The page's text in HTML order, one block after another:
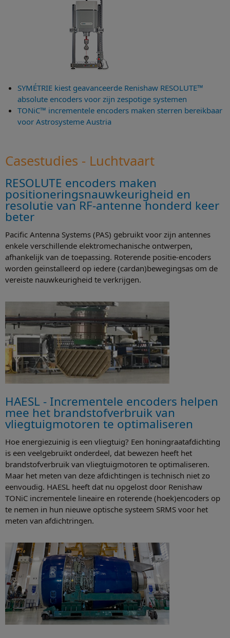
SYMÉTRIE kiest geavanceerde Renishaw RESOLUTE™
absolute encoders voor zijn zespotige systemen
TONiC™ incrementele encoders maken sterren bereikbaar
voor Astrosysteme Austria
Casestudies - Luchtvaart
RESOLUTE encoders maken
positioneringsnauwkeurigheid en
resolutie van RF-antenne honderd keer
beter
Pacific Antenna Systems (PAS) gebruikt voor zijn antennes
enkele verschillende elektromechanische ontwerpen,
afhankelijk van de toepassing. Roterende positie-encoders
worden geïnstalleerd op iedere (cardan)bewegingsas om de
vereiste nauwkeurigheid te verkrijgen.
HAESL - Incrementele encoders helpen
mee het brandstofverbruik van
vliegtuigmotoren te optimaliseren
Hoe energiezuinig is een vliegtuig? Een honingraatafdichting
is een veelgebruikt onderdeel, dat bewezen heeft het
brandstofverbruik van vliegtuigmotoren te optimaliseren.
Maar het meten van deze afdichtingen is technisch niet zo
eenvoudig. HAESL heeft dat nu opgelost door Renishaw
TONiC incrementele lineaire en roterende (hoek)encoders op
te nemen in hun nieuwe optische systeem SRMS voor het
meten van afdichtringen.